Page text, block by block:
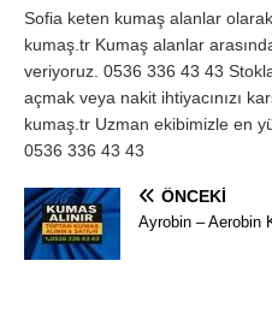
Sofia keten kumaş alanlar
kumaş.tr Kumaş alanlar
veriyoruz. 0536 336 43 43
açmak veya nakit ihtiyacınızı
kumaş.tr Uzman ekibimizle en
0536 336 43 43
ÖNCEKI
Ayrobin – Aerobin